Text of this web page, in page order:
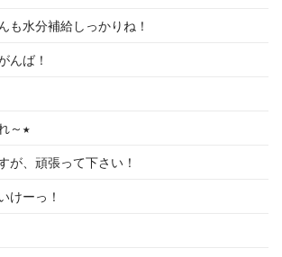
も水分補給しっかりね！
んば！
～★
が、頑張って下さい！
けーっ！